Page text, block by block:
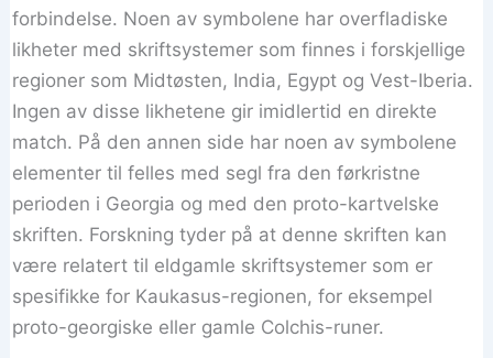
forbindelse. Noen av symbolene har overfladiske
likheter med skriftsystemer som finnes i forskjellige
regioner som Midtøsten, India, Egypt og Vest-Iberia.
Ingen av disse likhetene gir imidlertid en direkte
match. På den annen side har noen av symbolene
elementer til felles med segl fra den førkristne
perioden i Georgia og med den proto-kartvelske
skriften. Forskning tyder på at denne skriften kan
være relatert til eldgamle skriftsystemer som er
spesifikke for Kaukasus-regionen, for eksempel
proto-georgiske eller gamle Colchis-runer.